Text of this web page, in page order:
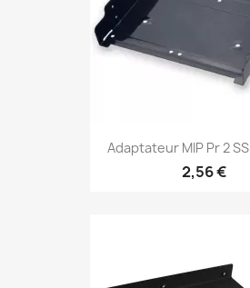
Adaptateur MIP Pr 2
2,56 €